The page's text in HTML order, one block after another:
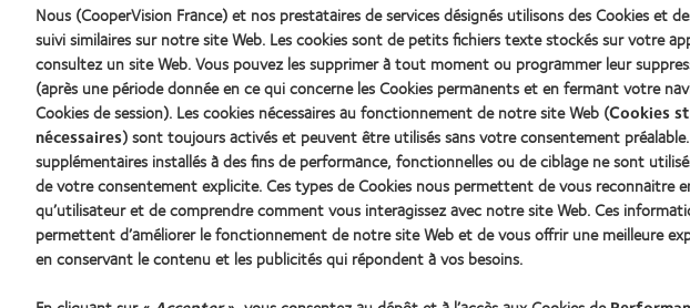
Nos produits
Trouver un spécialiste
Lentilles de contact et vision
Notre Entreprise
Carrières chez CooperVision
Actualités
Contact
Nous (CooperVision France) et nos prestataires de services désignés utilisons des Cookies et
suivi similaires sur notre site Web. Les cookies sont de petits fichiers texte stockés sur votre
consultez un site Web. Vous pouvez les supprimer à tout moment ou programmer leur
(après une période donnée en ce qui concerne les Cookies permanents et en fermant votre
Cookies de session). Les cookies nécessaires au fonctionnement de notre site Web (Cookies
nécessaires) sont toujours activés et peuvent être utilisés sans votre consentement préalable.
supplémentaires installés à des fins de performance, fonctionnelles ou de ciblage ne sont
de votre consentement explicite. Ces types de Cookies nous permettent de vous reconnaitre
qu’utilisateur et de comprendre comment vous interagissez avec notre site Web. Ces
permettent d’améliorer le fonctionnement de notre site Web et de vous offrir une meilleure
en conservant le contenu et les publicités qui répondent à vos besoins.